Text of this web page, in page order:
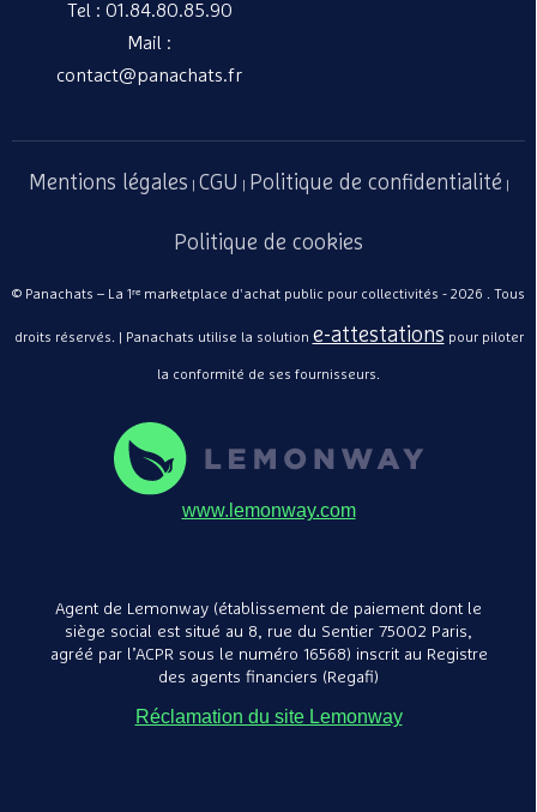
Tel : 01.84.80.85.90
Mail :
contact@panachats.fr
Mentions légales CGU Politique de confidentialité
Politique de cookies
© Panachats – La 1ʳᵉ marketplace d'achat public pour collectivités - 2026 . Tous
droits réservés. | Panachats utilise la solution e-attestations pour piloter
la conformité de ses fournisseurs.
www.lemonway.com
Agent de Lemonway (établissement de paiement dont le
siège social est situé au 8, rue du Sentier 75002 Paris,
agréé par l’ACPR sous le numéro 16568) inscrit au Registre
des agents financiers (Regafi)
Réclamation du site Lemonway